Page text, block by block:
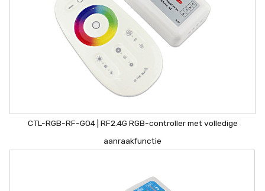
CTL-RGB-RF-G04 | RF2.4G RGB-controller met volledige
aanraakfunctie